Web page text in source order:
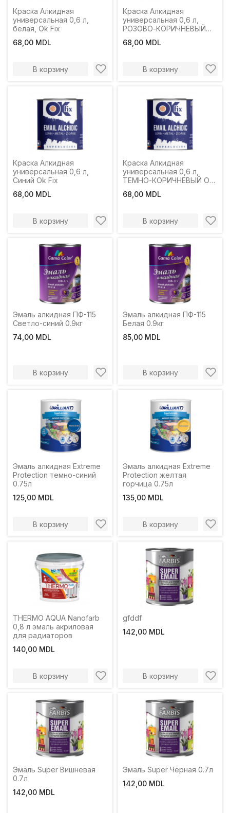
Краска Алкидная
универсальная 0,6 л,
белая, Ok Fix
68,00 MDL
В корзину
Краска Алкидная
универсальная 0,6 л,
РОЗОВО-КОРИЧНЕВЫЙ
68,00 MDL
В корзину
Краска Алкидная
универсальная 0,6 л,
Синий Ok Fix
68,00 MDL
В корзину
Краска Алкидная
универсальная 0,6 л,
ТЕМНО-КОРИЧНЕВЫЙ Ok
68,00 MDL
В корзину
Эмаль алкидная ПФ-115
Светло-синий 0.9кг
74,00 MDL
В корзину
Эмаль алкидная ПФ-115
Белая 0.9кг
85,00 MDL
В корзину
Эмаль алкидная Extreme
Protection темно-синий
0.75л
125,00 MDL
В корзину
Эмаль алкидная Extreme
Protection желтая
горчица 0.75л
135,00 MDL
В корзину
THERMO AQUA Nanofarb
0,8 л эмаль акриловая
для радиаторов
140,00 MDL
В корзину
gfddf
142,00 MDL
В корзину
Эмаль Super Вишневая
0.7л
142,00 MDL
Эмаль Super Черная 0.7л
142,00 MDL